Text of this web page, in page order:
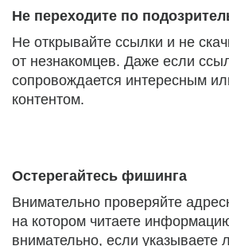
Не переходите по
Не открывайте ссылки и не
от незнакомцев. Даже если
сопровождается интересным
контентом.
Остерегайтесь фишинга
Внимательно проверяйте
на котором читаете
внимательно, если указываете